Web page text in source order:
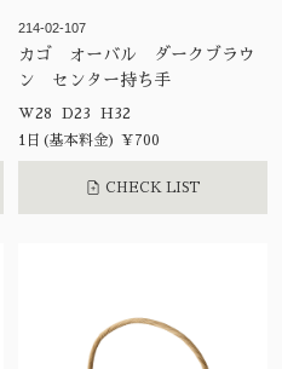
214-02-107
カゴ オーバル ダークブラウ
ン センター持ち手
W28 D23 H32
1日(基本料金) ¥700
CHECK LIST